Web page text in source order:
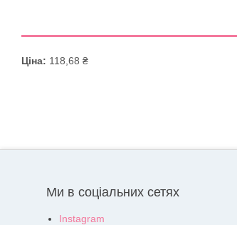
Ціна: 118,68 ₴
Ми в соціальних сетях
Instagram